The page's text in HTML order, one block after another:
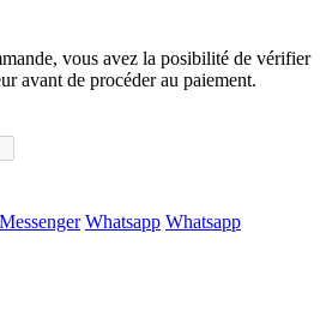
vous avez la posibilité de vérifier
avant de procéder au paiement.
Messenger Whatsapp Whatsapp